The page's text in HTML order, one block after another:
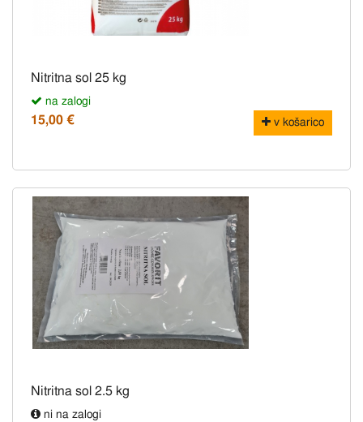
Nitritna sol 25 kg
na zalogi
15,00 € v košarico
Nitritna sol 2.5 kg
ni na zalogi